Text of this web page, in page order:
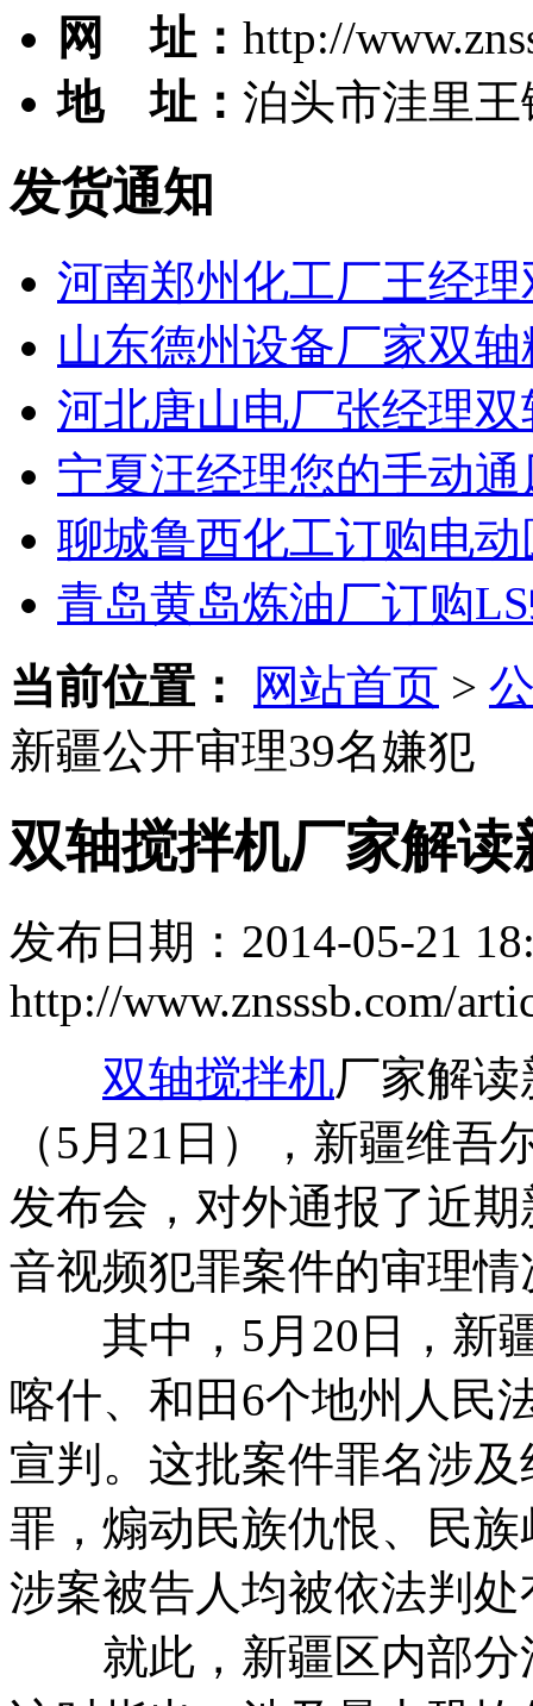
网 址： http://
地 址： 泊头市洼里
发货通知
河南郑州化工厂王经
山东德州设备厂家双
河北唐山电厂张经理
宁夏汪经理您的手动
聊城鲁西化工订购电
青岛黄岛炼油厂订购
当前位置：
网站首页 >
新疆公开审理39名嫌犯
双轴搅拌机厂家解
发布日期：2014-05-21
http://www.znsssb.com/
双轴搅拌机厂家解
（5月21日），新疆维
发布会，对外通报了近
音视频犯罪案件的审理
其中，5月20日，新疆
喀什、和田6个地州人民
宣判。这批案件罪名涉
罪，煽动民族仇恨、民
涉案被告人均被依法判
就此，新疆区内部分